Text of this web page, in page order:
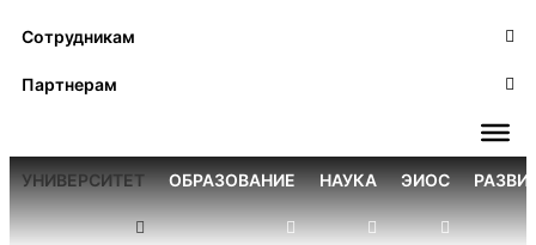
Сотрудникам
Партнерам
УНИВЕРСИТЕТ ОБРАЗОВАНИЕ НАУКА ЭИОС